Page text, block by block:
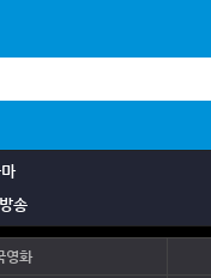
송
영화